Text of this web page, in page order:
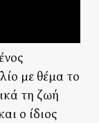
με θέμα το
τη ζωή
ο ίδιος